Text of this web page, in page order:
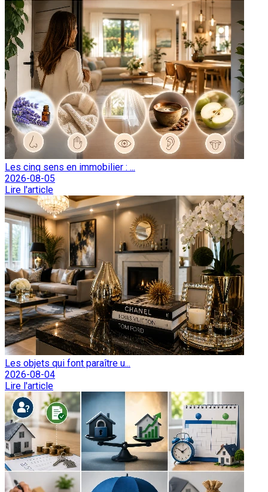
Les cinq sens en immobilier : ...
2026-08-05
Lire l'article
Les objets qui font paraître u...
2026-08-04
Lire l'article